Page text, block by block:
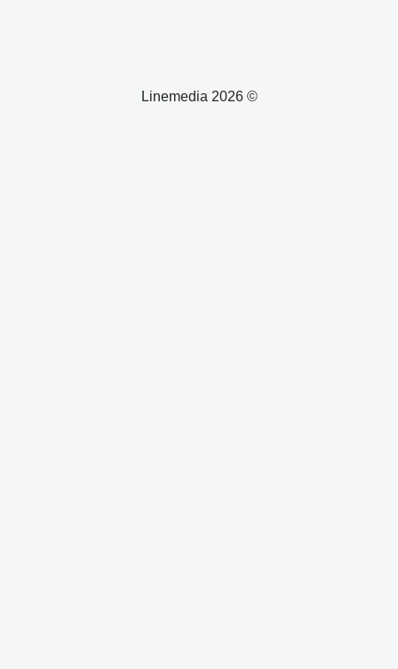
© 2026 Linemedia